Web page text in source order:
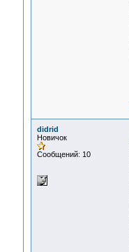
didrid
Новичок
Сообщений: 10